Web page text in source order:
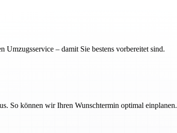
– damit Sie bestens vorbereitet sind.
So können wir Ihren Wunschtermin optimal einplanen.